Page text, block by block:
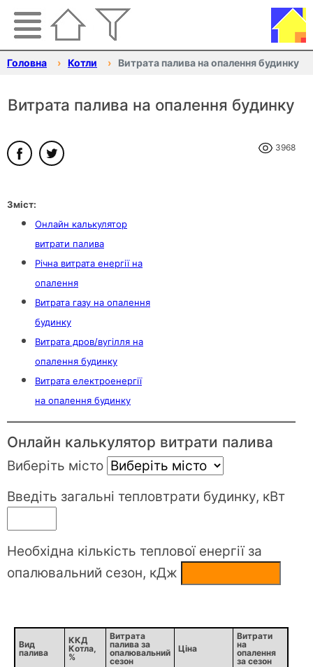
Головна Котли Витрата палива на опалення будинку
Витрата палива на опалення будинку
3968
Зміст:
Онлайн калькулятор
витрати палива
Річна витрата енергії на
опалення
Витрата газу на опалення
будинку
Витрата дров/вугілля на
опалення будинку
Витрата електроенергії
на опалення будинку
Онлайн калькулятор витрати палива
Виберіть місто
Введіть загальні тепловтрати будинку, кВт
Необхідна кількість теплової енергії за
опалювальний сезон, кДж
Вид
палива
ККД
Котла,
%
Витрата
палива за
опалювальний
сезон
Ціна
Витрати
на
опалення
за сезон